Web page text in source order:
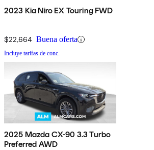
2023 Kia Niro EX Touring FWD
$22,664 Buena oferta
Incluye tarifas de conc.
2025 Mazda CX-90 3.3 Turbo
Preferred AWD